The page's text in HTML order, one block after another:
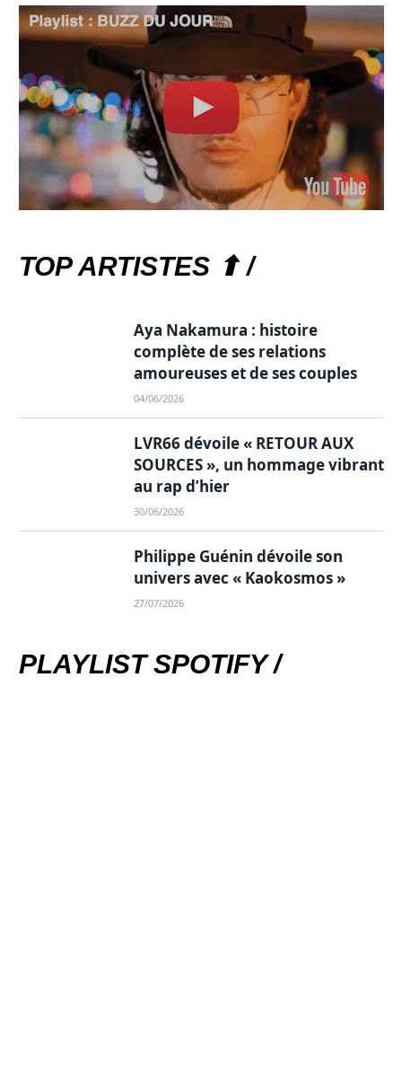
TOP ARTISTES ⬆ /
Aya Nakamura : histoire
complète de ses relations
amoureuses et de ses couples
04/06/2026
LVR66 dévoile « RETOUR AUX
SOURCES », un hommage vibrant
au rap d’hier
30/06/2026
Philippe Guénin dévoile son
univers avec « Kaokosmos »
27/07/2026
PLAYLIST SPOTIFY /